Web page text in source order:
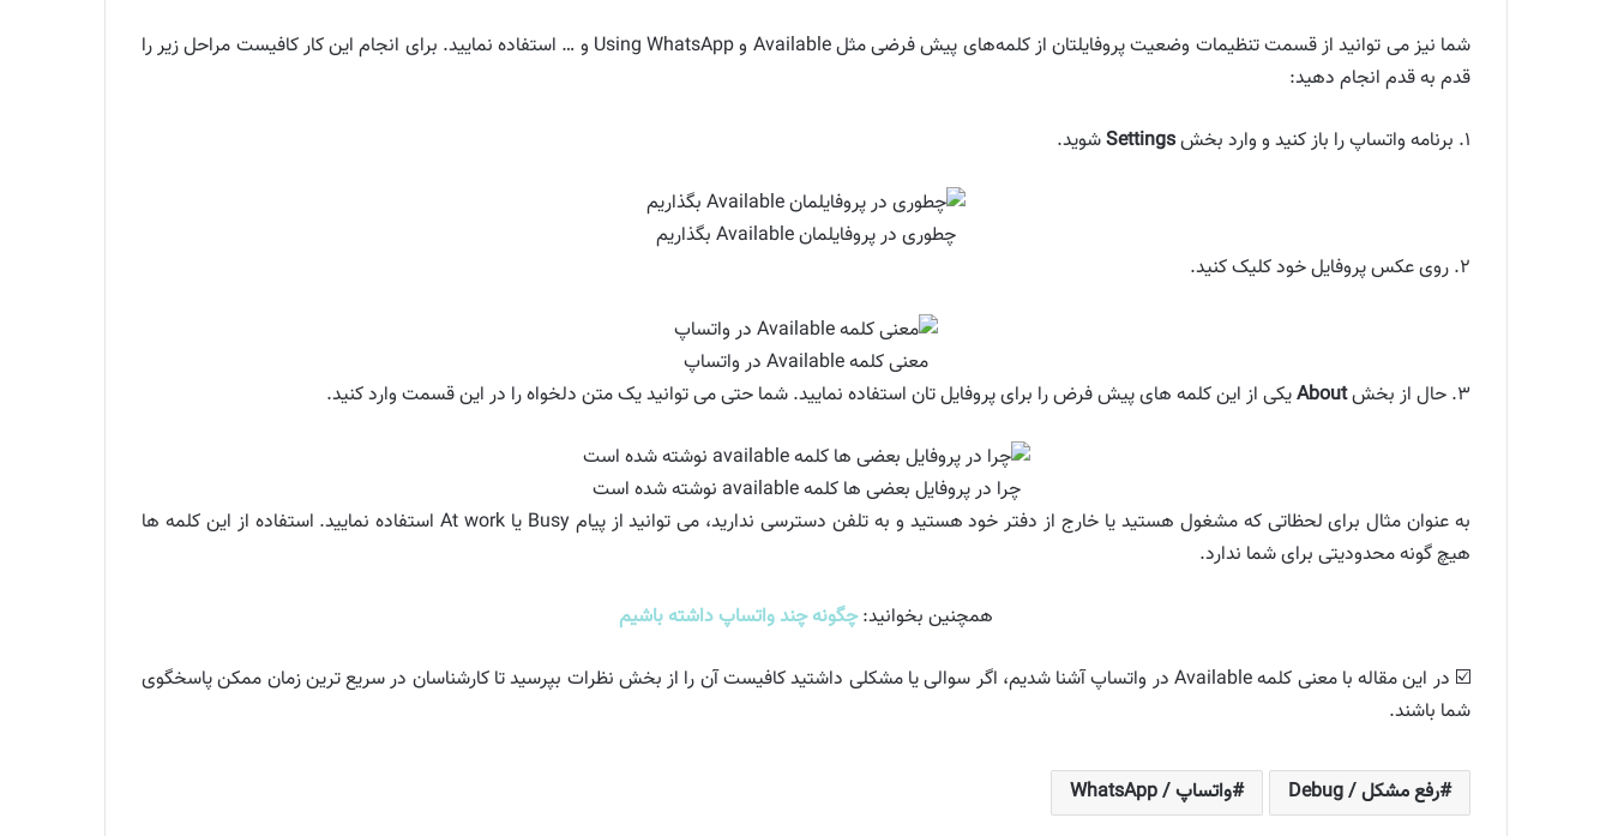
شما نیز می توانید از قسمت تنظیمات وضعیت پروفایلتان از کلمه‌های پیش فرضی مثل Available و Using WhatsApp و … استفاده نمایید. برای انجام این کار کافیست مراحل زیر را
قدم به قدم انجام دهید:
۱. برنامه واتساپ را باز کنید و وارد بخش Settingsشوید.
چطوری در پروفایلمان Available بگذاریم
۲. روی عکس پروفایل خود کلیک کنید.
معنی کلمه Available در واتساپ
۳. حال از بخش
Aboutیکی از این کلمه های پیش فرض را برای پروفایل تان استفاده نمایید. شما حتی می توانید یک متن دلخواه را در این قسمت وارد کنید.
چرا در پروفایل بعضی ها کلمه available نوشته شده است
به عنوان مثال برای لحظاتی که مشغول هستید یا خارج از دفتر خود هستید و به تلفن دسترسی ندارید، می توانید از پیام Busy یا At work استفاده نمایید. استفاده از این کلمه ها
هیچ گونه محدودیتی برای شما ندارد.
همچنین بخوانید:چگونه چند واتساپ داشته باشیم
☑️ در این مقاله با معنی کلمه Available در واتساپ آشنا شدیم، اگر سوالی یا مشکلی داشتید کافیست آن را از بخش نظرات بپرسید تا کارشناسان در سریع ترین زمان ممکن پاسخگوی
شما باشند.
رفع مشکل / Debug واتساپ / WhatsApp